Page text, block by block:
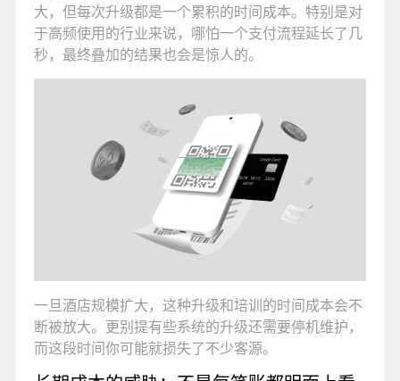
大，但每次升级都是一个累积的时间成本。特别是对
于高频使用的行业来说，哪怕一个支付流程延长了几
秒，最终叠加的结果也会是惊人的。
一旦酒店规模扩大，这种升级和培训的时间成本会不
断被放大。更别提有些系统的升级还需要停机维护，
而这段时间你可能就损失了不少客源。